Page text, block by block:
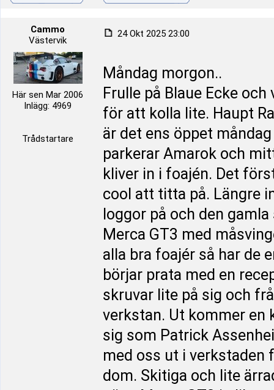
Cammo
Västervik
Här sen Mar 2006
Inlägg: 4969
Trådstartare
24 Okt 2025 23:00
Måndag morgon..
Frulle på Blaue Ecke
för att kolla lite. Haupt
är det ens öppet
parkerar Amarok och
kliver in i foajén. Det
cool att titta på. Längre
loggor på och den
Merca GT3 med
alla bra foajér så har de
börjar prata med en
skruvar lite på sig och
verkstan. Ut kommer en
sig som Patrick
med oss ut i verkstaden
dom. Skitiga och lite